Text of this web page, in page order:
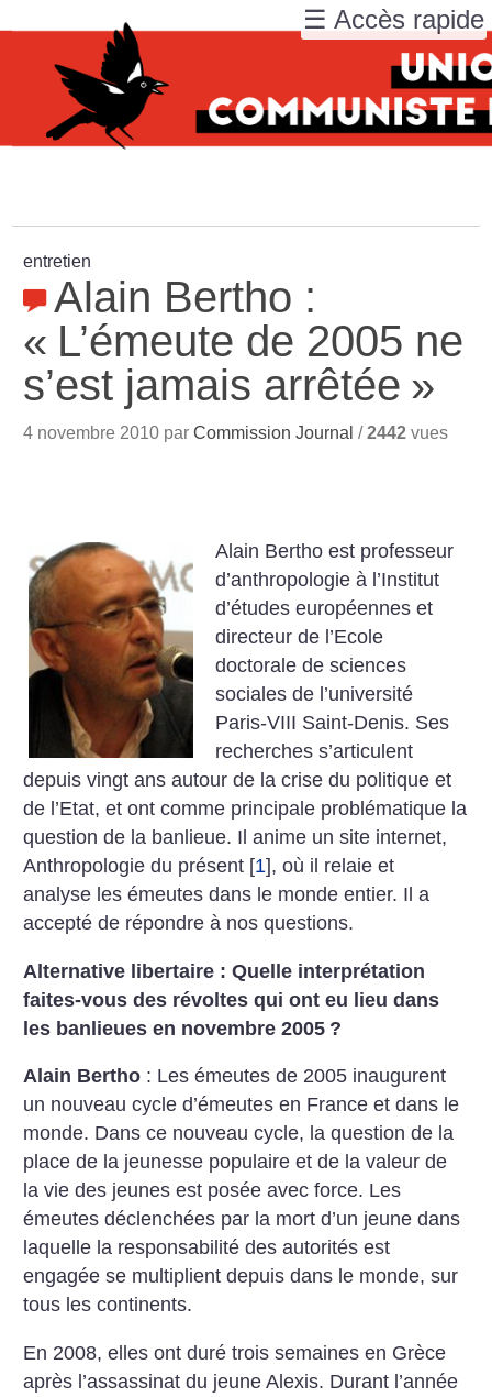
entretien
Alain Bertho :
« L’émeute de 2005 ne
s’est jamais arrêtée »
4 novembre 2010 parCommission Journal /2442 vues
Alain Bertho est professeur
d’anthropologie à l’Institut
d’études européennes et
directeur de l’Ecole
doctorale de sciences
sociales de l’université
Paris-VIII Saint-Denis. Ses
recherches s’articulent
depuis vingt ans autour de la crise du politique et
de l’Etat, et ont comme principale problématique la
question de la banlieue. Il anime un site internet,
Anthropologie du présent [1], où il relaie et
analyse les émeutes dans le monde entier. Il a
accepté de répondre à nos questions.
Alternative libertaire : Quelle interprétation
faites-vous des révoltes qui ont eu lieu dans
les banlieues en novembre 2005 ?
Alain Bertho : Les émeutes de 2005 inaugurent
un nouveau cycle d’émeutes en France et dans le
monde. Dans ce nouveau cycle, la question de la
place de la jeunesse populaire et de la valeur de
la vie des jeunes est posée avec force. Les
émeutes déclenchées par la mort d’un jeune dans
laquelle la responsabilité des autorités est
engagée se multiplient depuis dans le monde, sur
tous les continents.
En 2008, elles ont duré trois semaines en Grèce
après l’assassinat du jeune Alexis. Durant l’année
☰ Accès rapide